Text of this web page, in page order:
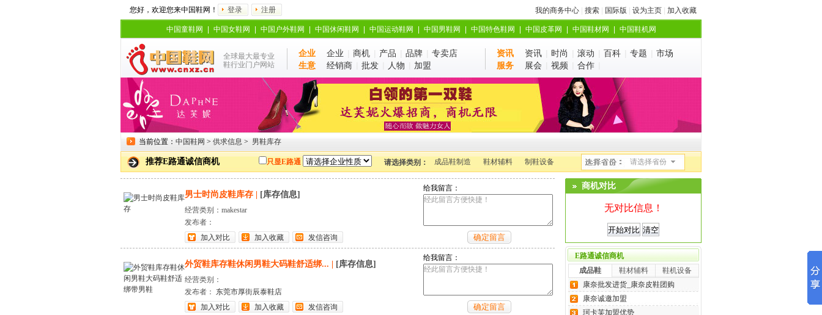
您好，欢迎您来中国鞋网！ 登录 注册 我的商务中心 搜索 国际版 设为主页 加入收藏
中国童鞋网 中国女鞋网 中国户外鞋网 中国休闲鞋网 中国运动鞋网 中国男鞋网 中国特色鞋网 中国皮革网 中国鞋材网 中国鞋机网
全球最大最专业
鞋行业门户网站
企业
生意
企业 商机 产品 品牌
专卖店
经销商
批发 人物 加盟
资讯
服务
资讯 时尚 滚动 百科 专题
市场
展会
视频 合作
当前位置： 中国鞋网 > 供求信息 > 男鞋库存
推荐E路通诚信商机 成品鞋制造 鞋材辅料 制鞋设备
请选择类别：
只显E路通
商机对比
无对比信息！
E路通诚信商机
成品鞋
鞋材辅料
鞋机设备
康奈批发进货_康奈皮鞋团购
康奈诚邀加盟
珂卡芙加盟优势
男士时尚皮鞋库存 [库存信息]
经营类别：makestar
发布者：
加入对比
加入收藏 发信咨询
给我留言：
外贸鞋库存鞋休闲男鞋大码鞋舒适绑... [库存信息]
经营类别：
发布者： 东莞市厚街辰泰鞋店
加入对比
加入收藏 发信咨询
给我留言：